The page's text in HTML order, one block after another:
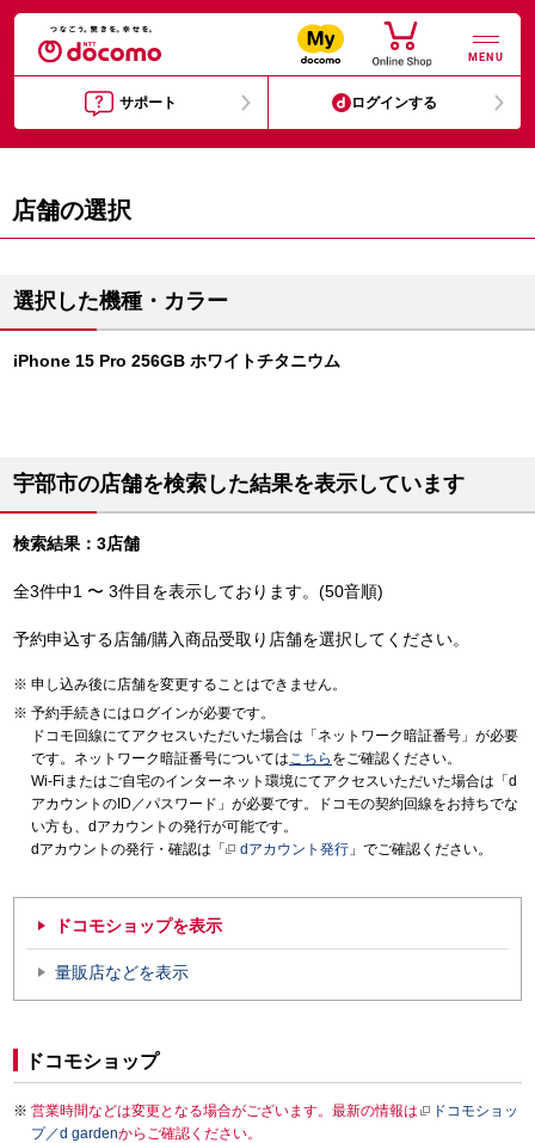
MENU
サポート ログインする
店舗の選択
選択した機種・カラー
iPhone 15 Pro 256GB ホワイトチタニウム
宇部市の店舗を検索した結果を表示しています
検索結果：3店舗
全3件中1 〜 3件目を表示しております。(50音順)
予約申込する店舗/購入商品受取り店舗を選択してください。
申し込み後に店舗を変更することはできません。
予約手続きにはログインが必要です。
ドコモ回線にてアクセスいただいた場合は「ネットワーク暗証番号」が必要
です。ネットワーク暗証番号についてはこちら をご確認ください。
Wi-Fiまたはご自宅のインターネット環境にてアクセスいただいた場合は「d
アカウントのID／パスワード」が必要です。ドコモの契約回線をお持ちでな
い方も、dアカウントの発行が可能です。
dアカウントの発行・確認は「
dアカウント発行 」でご確認ください。
ドコモショップを表示
量販店などを表示
ドコモショップ
営業時間などは変更となる場合がございます。最新の情報は
ドコモショッ
プ／d gardenからご確認ください。